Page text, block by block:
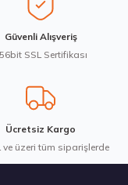
Güvenli Alışveriş
SSL Sertifikası
Ücretsiz Kargo
ve üzeri tüm siparişlerde